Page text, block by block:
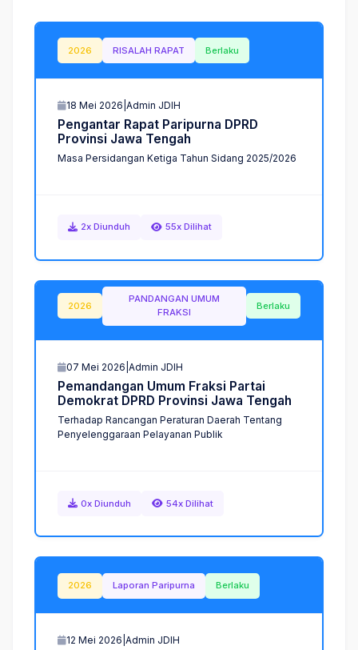
2026 RISALAH RAPAT Berlaku
18 Mei 2026 Admin JDIH
Pengantar Rapat Paripurna DPRD
Provinsi Jawa Tengah
Masa Persidangan Ketiga Tahun Sidang 2025/2026
2x Diunduh 55x Dilihat
2026
PANDANGAN UMUM
FRAKSI
Berlaku
07 Mei 2026 Admin JDIH
Pemandangan Umum Fraksi Partai
Demokrat DPRD Provinsi Jawa Tengah
Terhadap Rancangan Peraturan Daerah Tentang
Penyelenggaraan Pelayanan Publik
0x Diunduh 54x Dilihat
2026 Laporan Paripurna Berlaku
12 Mei 2026 Admin JDIH